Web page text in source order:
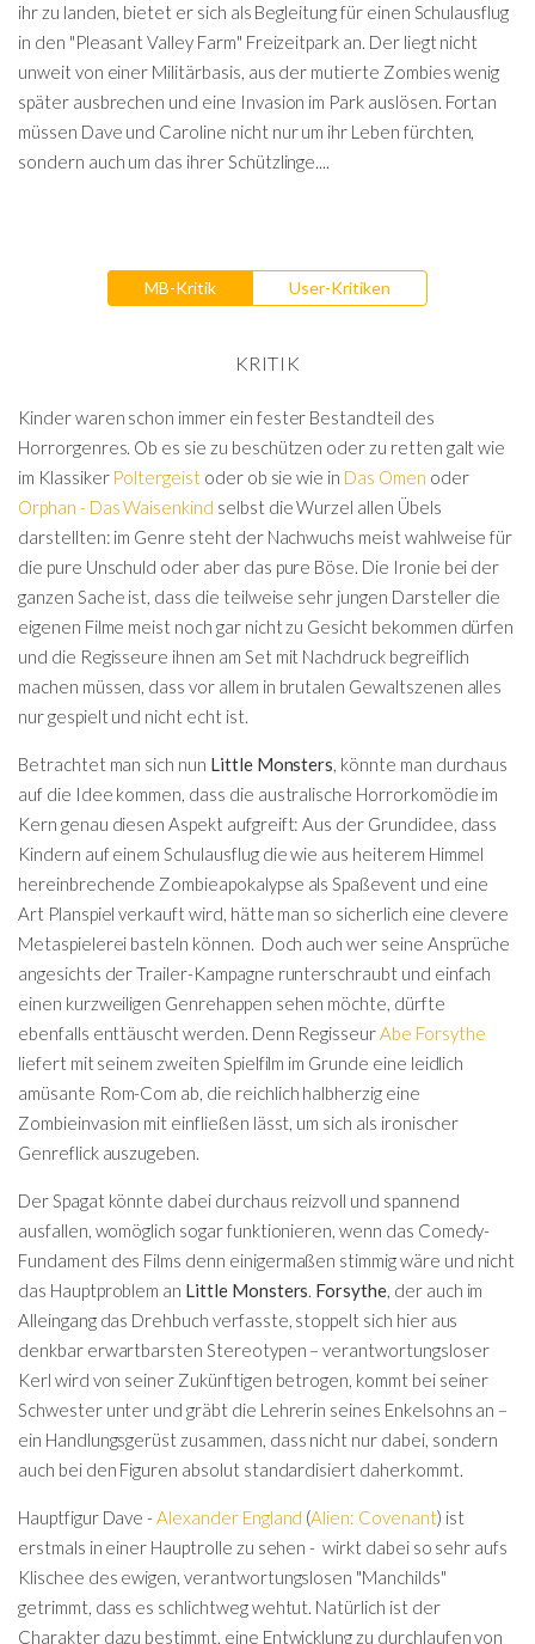
ihr zu landen, bietet er sich als Begleitung für einen Schulausflug
in den "Pleasant Valley Farm" Freizeitpark an. Der liegt nicht
unweit von einer Militärbasis, aus der mutierte Zombies wenig
später ausbrechen und eine Invasion im Park auslösen. Fortan
müssen Dave und Caroline nicht nur um ihr Leben fürchten,
sondern auch um das ihrer Schützlinge....
MB-Kritik User-Kritiken
KRITIK
Kinder waren schon immer ein fester Bestandteil des
Horrorgenres. Ob es sie zu beschützen oder zu retten galt wie
im Klassiker Poltergeistoder ob sie wie in Das Omen oder
Orphan - Das Waisenkind selbst die Wurzel allen Übels
darstellten: im Genre steht der Nachwuchs meist wahlweise für
die pure Unschuld oder aber das pure Böse. Die Ironie bei der
ganzen Sache ist, dass die teilweise sehr jungen Darsteller die
eigenen Filme meist noch gar nicht zu Gesicht bekommen dürfen
und die Regisseure ihnen am Set mit Nachdruck begreiflich
machen müssen, dass vor allem in brutalen Gewaltszenen alles
nur gespielt und nicht echt ist.
Betrachtet man sich nun Little Monsters , könnte man durchaus
auf die Idee kommen, dass die australische Horrorkomödie im
Kern genau diesen Aspekt aufgreift: Aus der Grundidee, dass
Kindern auf einem Schulausflug die wie aus heiterem Himmel
hereinbrechende Zombieapokalypse als Spaßevent und eine
Art Planspiel verkauft wird, hätte man so sicherlich eine clevere
Metaspielerei basteln können. Doch auch wer seine Ansprüche
angesichts der Trailer-Kampagne runterschraubt und einfach
einen kurzweiligen Genrehappen sehen möchte, dürfte
ebenfalls enttäuscht werden. Denn Regisseur Abe Forsythe
liefert mit seinem zweiten Spielfilm im Grunde eine leidlich
amüsante Rom-Com ab, die reichlich halbherzig eine
Zombieinvasion mit einfließen lässt, um sich als ironischer
Genreflick auszugeben.
Der Spagat könnte dabei durchaus reizvoll und spannend
ausfallen, womöglich sogar funktionieren, wenn das Comedy-
Fundament des Films denn einigermaßen stimmig wäre und nicht
das Hauptproblem an Little Monsters Forsythe , der auch im
Alleingang das Drehbuch verfasste, stoppelt sich hier aus
denkbar erwartbarsten Stereotypen – verantwortungsloser
Kerl wird von seiner Zukünftigen betrogen, kommt bei seiner
Schwester unter und gräbt die Lehrerin seines Enkelsohns an –
ein Handlungsgerüst zusammen, dass nicht nur dabei, sondern
auch bei den Figuren absolut standardisiert daherkommt.
Hauptfigur Dave - Alexander England (Alien: Covenant) ist
erstmals in einer Hauptrolle zu sehen - wirkt dabei so sehr aufs
Klischee des ewigen, verantwortungslosen "Manchilds"
getrimmt, dass es schlichtweg wehtut. Natürlich ist der
Charakter dazu bestimmt, eine Entwicklung zu durchlaufen von